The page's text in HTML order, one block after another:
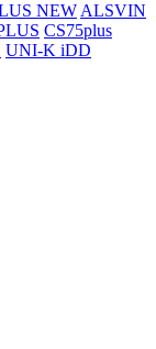
NEW ALSVIN
CS75plus
UNI-K iDD